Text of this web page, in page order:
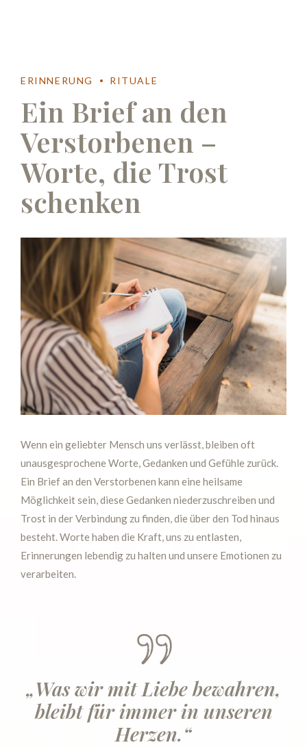
ERINNERUNG RITUALE
Ein Brief an den
Verstorbenen –
Worte, die Trost
schenken
Wenn ein geliebter Mensch uns verlässt, bleiben oft
unausgesprochene Worte, Gedanken und Gefühle zurück.
Ein Brief an den Verstorbenen kann eine heilsame
Möglichkeit sein, diese Gedanken niederzuschreiben und
Trost in der Verbindung zu finden, die über den Tod hinaus
besteht. Worte haben die Kraft, uns zu entlasten,
Erinnerungen lebendig zu halten und unsere Emotionen zu
verarbeiten.
„Was wir mit Liebe bewahren,
bleibt für immer in unseren
Herzen.“